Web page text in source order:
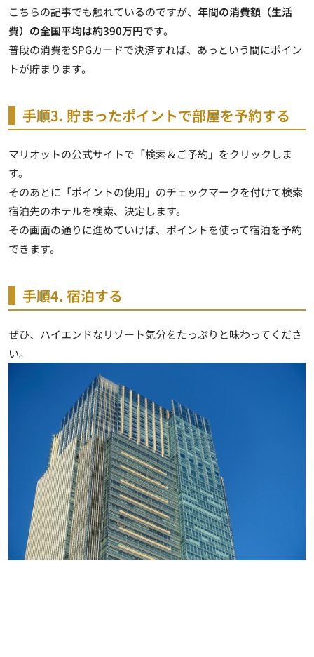
こちらの記事でも触れているのですが、 年間の消費額（生活
費）の全国平均は約390万円です。
普段の消費をSPGカードで決済すれば、あっという間にポイン
トが貯まります。
手順3. 貯まったポイントで部屋を予約する
マリオットの公式サイトで「検索＆ご予約」をクリックしま
す。
そのあとに「ポイントの使用」のチェックマークを付けて検索
宿泊先のホテルを検索、決定します。
その画面の通りに進めていけば、ポイントを使って宿泊を予約
できます。
手順4. 宿泊する
ぜひ、ハイエンドなリゾート気分をたっぷりと味わってくださ
い。